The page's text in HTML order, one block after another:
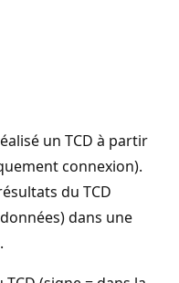
un TCD à partir
connexion).
du TCD
dans une